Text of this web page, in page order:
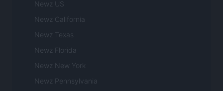
Newz US
Newz California
Newz Texas
Newz Florida
Newz New York
Newz Pennsylvania